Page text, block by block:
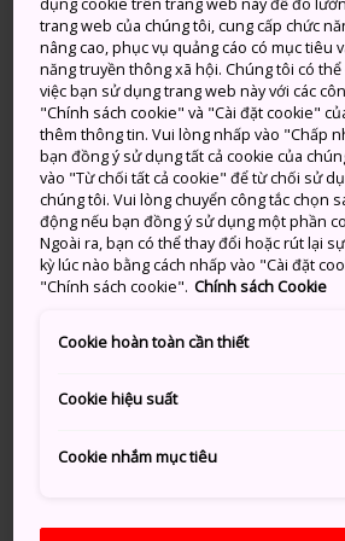
Hirado này, văn hóa phương Tây
cũng cùng tồn tại song song với
Được ghi nhận trong lịch sử với
Hirado là cảng dừng chân cho tàu
địa châu Á và Nhật Bản từ thời
dịch này diễn ra ở Thương điếm
được xây dựng vào năm 1609.
Thương điếm Hà Lan vẫn còn tồn
ghé thăm nơi này trong khi thưởng
Đừng bỏ lỡ
đẹp và cũng là một địa điểm
dụng cookie trên trang web này để đo
trang web của chúng tôi, cung cấp chức
nâng cao, phục vụ quảng cáo có mục tiêu
năng truyền thông xã hội. Chúng tôi có
việc bạn sử dụng trang web này với các
"Chính sách cookie" và "Cài đặt cookie"
thêm thông tin. Vui lòng nhấp vào "Chấp
bạn đồng ý sử dụng tất cả cookie của
vào "Từ chối tất cả cookie" để từ chối sử
chúng tôi. Vui lòng chuyển công tắc chọn
động nếu bạn đồng ý sử dụng một phần
Ngoài ra, bạn có thể thay đổi hoặc rút lại
kỳ lúc nào bằng cách nhấp vào "Cài đặt
"Chính sách cookie". Chính sách Cookie
Cookie hoàn toàn cần thiết
Cookie hiệu suất
Cookie nhắm mục tiêu